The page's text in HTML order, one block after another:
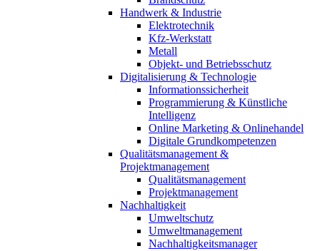
Handwerk & Industrie
Elektrotechnik
Kfz-Werkstatt
Metall
Objekt- und Betriebsschutz
Digitalisierung & Technologie
Informationssicherheit
Programmierung & Künstliche
Intelligenz
Online Marketing & Onlinehandel
Digitale Grundkompetenzen
Qualitätsmanagement &
Projektmanagement
Qualitätsmanagement
Projektmanagement
Nachhaltigkeit
Umweltschutz
Umweltmanagement
Nachhaltigkeitsmanager